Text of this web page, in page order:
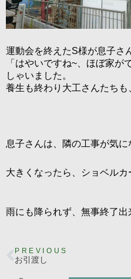
運動会を終えたS様が息子さ
「はやいですね~、ほぼ家が
しゃいました。
養生も終わり大工さんたちも
息子さんは、隣の工事が気に
大きくなったら、ショベルカ
雨にも降られず、無事終了出
PREVIOUS
お引渡し